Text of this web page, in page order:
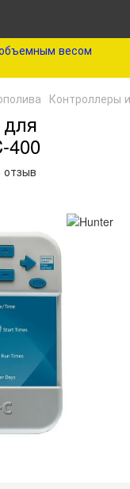
весом
Контроллеры
400
отзыв